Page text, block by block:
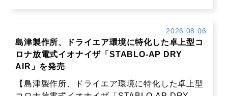
2026.08.06
島津製作所、ドライエア環境に特化した卓上型コ
ロナ放電式イオナイザ「STABLO-AP DRY
AIR」を発売
【島津製作所、ドライエア環境に特化した卓上型